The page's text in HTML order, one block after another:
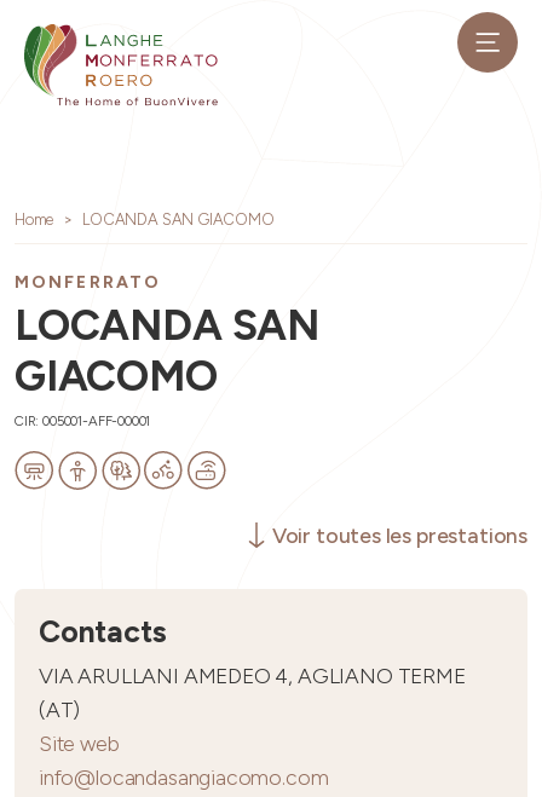
Home LOCANDA SAN GIACOMO
MONFERRATO
LOCANDA SAN
GIACOMO
CIR: 005001-AFF-00001
Voir toutes les prestations
Contacts
VIA ARULLANI AMEDEO 4, AGLIANO TERME
(AT)
Site web
info@locandasangiacomo.com